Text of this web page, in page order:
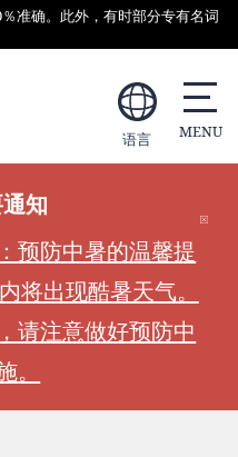
准确。此外，有时部分专有名词
语言
知
预防中暑的温馨提
将出现酷暑天气。
请注意做好预防中
。